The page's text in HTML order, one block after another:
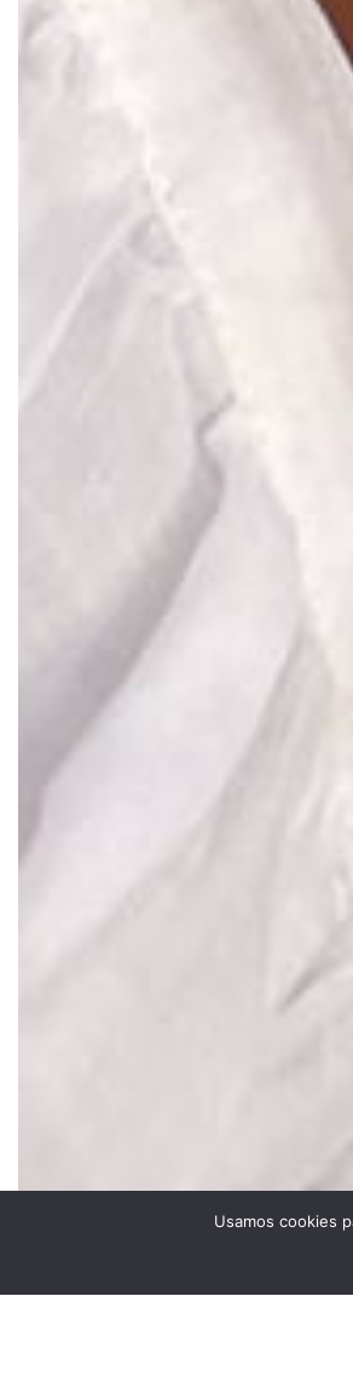
Usamos cookies